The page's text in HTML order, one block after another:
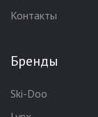
Контакты
Бренды
Ski-Doo